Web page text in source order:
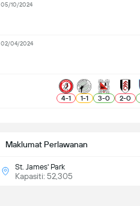
Maklumat Perlawanan
St. James' Park
Kapasiti: 52,305
05/10/2024
02/04/2024
4-1 1-1 3-0 2-0